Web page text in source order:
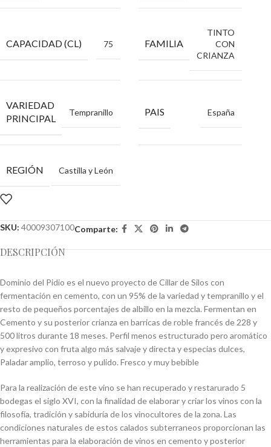
CAPACIDAD (CL) 75 FAMILIA
TINTO
CON
CRIANZA
VARIEDAD
PRINCIPAL
Tempranillo PAIS España
REGIÓN Castilla y León
SKU: 40009307100Comparte:
DESCRIPCIÓN
Dominio del Pidio es el nuevo proyecto de Cillar de Silos con
fermentación en cemento, con un 95% de la variedad y tempranillo y el
resto de pequeños porcentajes de albillo en la mezcla. Fermentan en
Cemento y su posterior crianza en barricas de roble francés de 228 y
500 litros durante 18 meses. Perfil menos estructurado pero aromático
y expresivo con fruta algo más salvaje y directa y especias dulces,
Paladar amplio, terroso y pulido. Fresco y muy bebible
Para la realización de este vino se han recuperado y restarurado 5
bodegas el siglo XVI, con la finalidad de elaborar y criar los vinos con la
filosofía, tradición y sabiduría de los vinocultores de la zona. Las
condiciones naturales de estos calados subterraneos proporcionan las
herramientas para la elaboración de vinos en cemento y posterior